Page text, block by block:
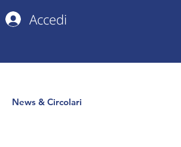
Accedi
News & Circolari